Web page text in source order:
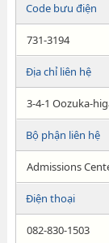
Code bưu điện
731-3194
Địa chỉ liên hệ
3-4-1 Oozuka-
Bộ phận liên hệ
Admissions
Điện thoại
082-830-1503